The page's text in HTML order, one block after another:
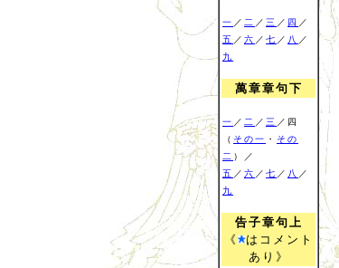
一 ／ 二 ／ 三 ／ 四 ／
五 ／ 六 ／ 七 ／ 八 ／
九
萬章章句下
一 ／ 二 ／ 三 ／四
（ その一 ・ その
二 ）／
五 ／ 六 ／ 七 ／ 八 ／
九
告子章句上
《
はコメント
あり》